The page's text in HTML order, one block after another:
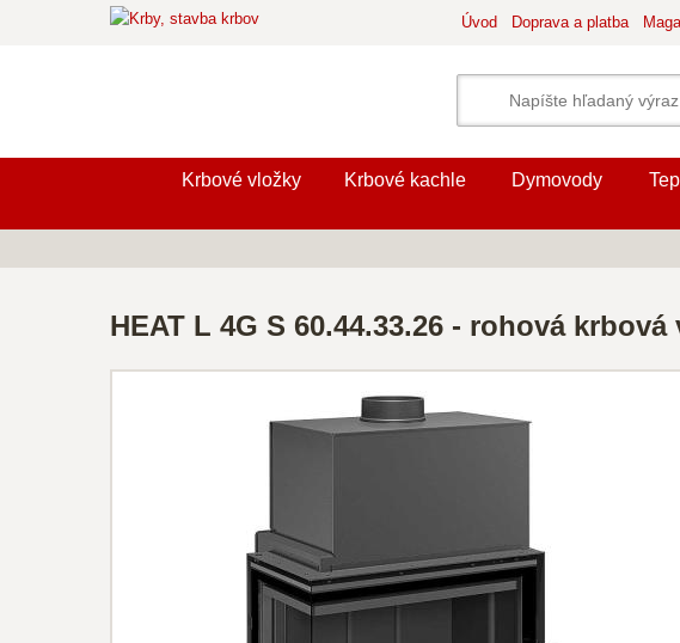
Úvod Doprava a platba
Krbové vložky Krbové kachle Dymovody
HEAT L 4G S 60.44.33.26 - rohová